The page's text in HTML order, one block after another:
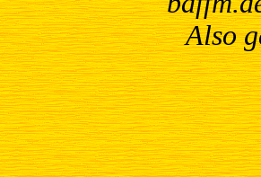
Also